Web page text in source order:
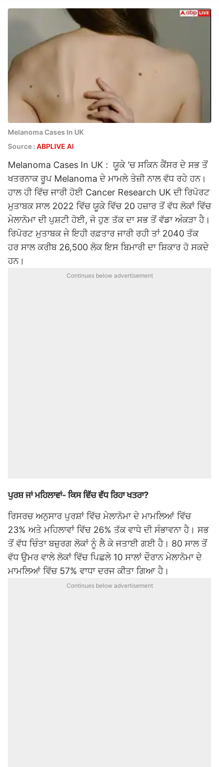
Melanoma Cases In UK
Source : ABPLIVE AI
Melanoma Cases In UK : ਯੂਕੇ 'ਚ ਸਕਿਨ ਕੈਂਸਰ ਦੇ ਸਭ ਤੋਂ
ਖਤਰਨਾਕ ਰੂਪ Melanoma ਦੇ ਮਾਮਲੇ ਤੇਜ਼ੀ ਨਾਲ ਵੱਧ ਰਹੇ ਹਨ।
ਹਾਲ ਹੀ ਵਿੱਚ ਜਾਰੀ ਹੋਈ Cancer Research UK ਦੀ ਰਿਪੋਰਟ
ਮੁਤਾਬਕ ਸਾਲ 2022 ਵਿੱਚ ਯੂਕੇ ਵਿੱਚ 20 ਹਜ਼ਾਰ ਤੋਂ ਵੱਧ ਲੋਕਾਂ ਵਿੱਚ
ਮੇਲਾਨੋਮਾ ਦੀ ਪੁਸ਼ਟੀ ਹੋਈ, ਜੋ ਹੁਣ ਤੱਕ ਦਾ ਸਭ ਤੋਂ ਵੱਡਾ ਅੰਕੜਾ ਹੈ।
ਰਿਪੋਰਟ ਮੁਤਾਬਕ ਜੇ ਇਹੀ ਰਫ਼ਤਾਰ ਜਾਰੀ ਰਹੀ ਤਾਂ 2040 ਤੱਕ
ਹਰ ਸਾਲ ਕਰੀਬ 26,500 ਲੋਕ ਇਸ ਬਿਮਾਰੀ ਦਾ ਸ਼ਿਕਾਰ ਹੋ ਸਕਦੇ
ਹਨ।
Continues below advertisement
ਪੁਰਸ਼ ਜਾਂ ਮਹਿਲਾਵਾਂ- ਕਿਸ ਵਿੱਚ ਵੱਧ ਰਿਹਾ ਖਤਰਾ?
ਰਿਸਰਚ ਅਨੁਸਾਰ ਪੁਰਸ਼ਾਂ ਵਿੱਚ ਮੇਲਾਨੋਮਾ ਦੇ ਮਾਮਲਿਆਂ ਵਿੱਚ
23% ਅਤੇ ਮਹਿਲਾਵਾਂ ਵਿੱਚ 26% ਤੱਕ ਵਾਧੇ ਦੀ ਸੰਭਾਵਨਾ ਹੈ। ਸਭ
ਤੋਂ ਵੱਧ ਚਿੰਤਾ ਬਜ਼ੁਰਗ ਲੋਕਾਂ ਨੂੰ ਲੈ ਕੇ ਜਤਾਈ ਗਈ ਹੈ। 80 ਸਾਲ ਤੋਂ
ਵੱਧ ਉਮਰ ਵਾਲੇ ਲੋਕਾਂ ਵਿੱਚ ਪਿਛਲੇ 10 ਸਾਲਾਂ ਦੌਰਾਨ ਮੇਲਾਨੋਮਾ ਦੇ
ਮਾਮਲਿਆਂ ਵਿੱਚ 57% ਵਾਧਾ ਦਰਜ ਕੀਤਾ ਗਿਆ ਹੈ।
Continues below advertisement